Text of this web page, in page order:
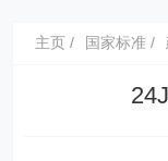
主页 国家标准